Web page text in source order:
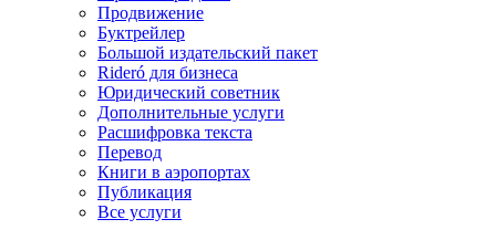
Продвижение
Буктрейлер
Большой издательский пакет
Rideró для бизнеса
Юридический советник
Дополнительные услуги
Расшифровка текста
Перевод
Книги в аэропортах
Публикация
Все услуги